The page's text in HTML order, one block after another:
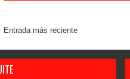
Entrada más reciente